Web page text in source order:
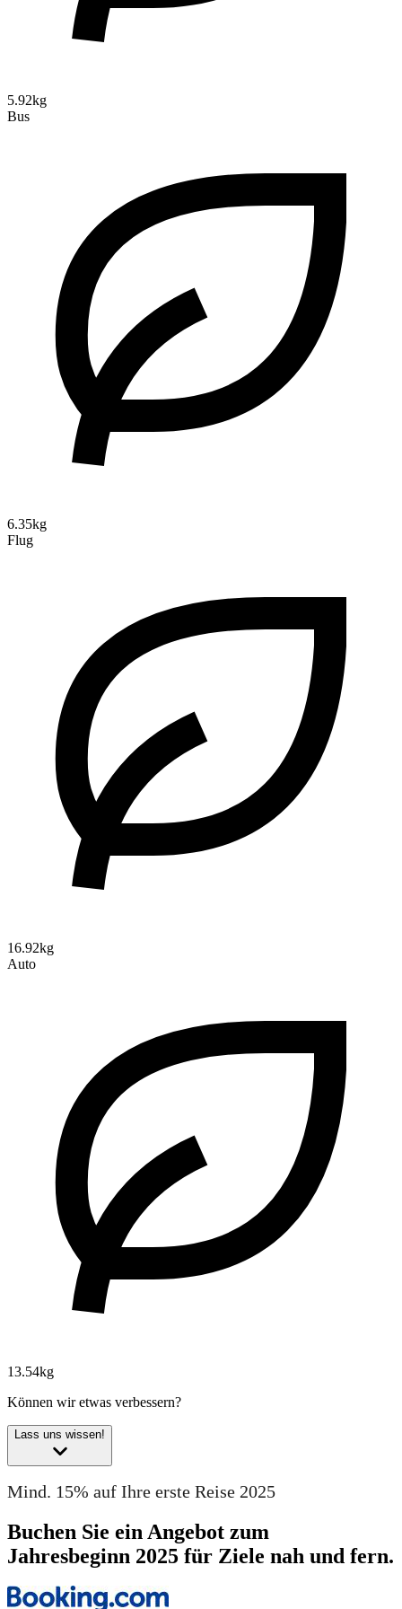
5.92kg
Bus
6.35kg
Flug
16.92kg
Auto
13.54kg
Können wir etwas verbessern?
Lass uns wissen!
Mind. 15% auf Ihre erste Reise 2025
Buchen Sie ein Angebot zum
Jahresbeginn 2025 für Ziele nah und fern.